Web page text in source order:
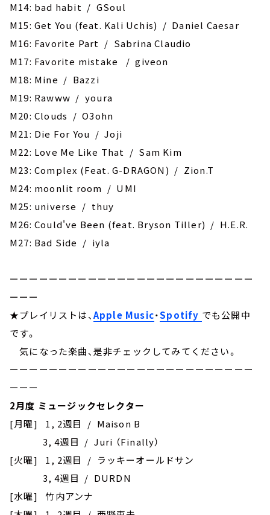
M14: bad habit / GSoul
M15: Get You (feat. Kali Uchis) / Daniel Caesar
M16: Favorite Part / Sabrina Claudio
M17: Favorite mistake / giveon
M18: Mine / Bazzi
M19: Rawww / youra
M20: Clouds / O3ohn
M21: Die For You / Joji
M22: Love Me Like That / Sam Kim
M23: Complex (Feat. G-DRAGON) / Zion.T
M24: moonlit room / UMI
M25: universe / thuy
M26: Could've Been (feat. Bryson Tiller) / H.E.R.
M27: Bad Side / iyla
ーーーーーーーーーーーーーーーーーーーーーーーーー
ーーー
★プレイリストは、Apple Music・Spotify でも公開中
です。
気になった楽曲、是非チェックしてみてください。
ーーーーーーーーーーーーーーーーーーーーーーーーー
ーーー
2月度 ミュージックセレクター
[月曜] 1, 2週目 / Maison B
3, 4週目 / Juri （Finally）
[火曜] 1, 2週目 / ラッキーオールドサン
3, 4週目 / DURDN
[水曜] 竹内アンナ